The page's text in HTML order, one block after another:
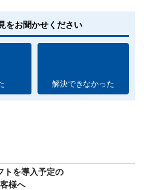
をお聞かせください
解決できなかった
トを導入予定の
様へ